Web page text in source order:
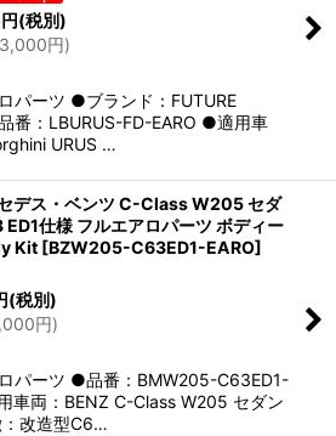
円(税別)
円)
パーツ ●ブランド：FUTURE
番：LBURUS-FD-EARO ●適用車
URUS …
デス・ベンツ C-Class W205 セダ
ED1仕様 フルエアロパーツ ボディー
Kit [BZW205-C63ED1-EARO]
(税別)
円)
パーツ ●品番：BMW205-C63ED1-
車両：BENZ C-Class W205 セダン
改造型C6…